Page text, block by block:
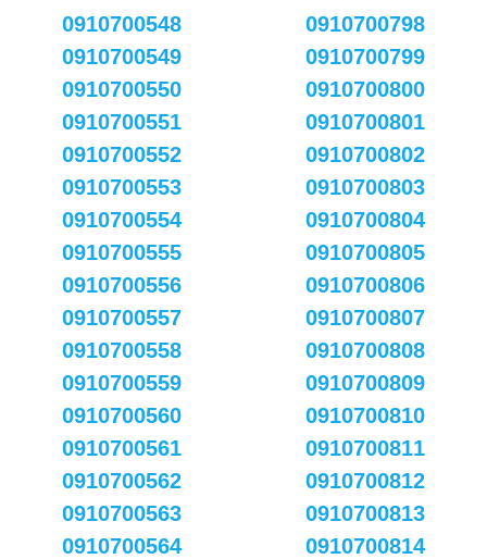
0910700548
0910700549
0910700550
0910700551
0910700552
0910700553
0910700554
0910700555
0910700556
0910700557
0910700558
0910700559
0910700560
0910700561
0910700562
0910700563
0910700564
0910700798
0910700799
0910700800
0910700801
0910700802
0910700803
0910700804
0910700805
0910700806
0910700807
0910700808
0910700809
0910700810
0910700811
0910700812
0910700813
0910700814